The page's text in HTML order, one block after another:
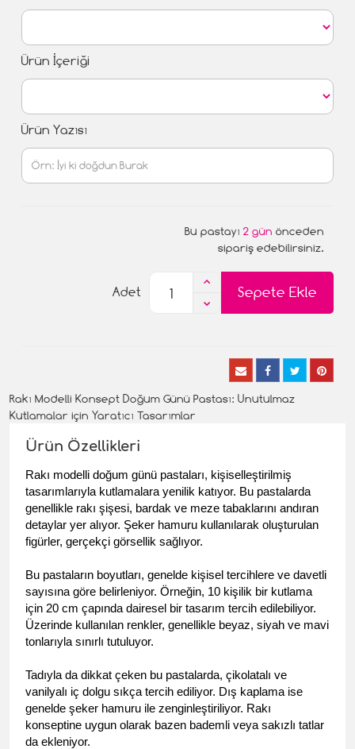
Ürün İçeriği
Ürün Yazısı
Bu pastayı 2 gün önceden
sipariş edebilirsiniz.
Sepete Ekle
Adet
Rakı Modelli Konsept Doğum Günü Pastası: Unutulmaz
Kutlamalar için Yaratıcı Tasarımlar
Ürün Özellikleri
Rakı modelli doğum günü pastaları, kişiselleştirilmiş
tasarımlarıyla kutlamalara yenilik katıyor. Bu pastalarda
genellikle rakı şişesi, bardak ve meze tabaklarını andıran
detaylar yer alıyor. Şeker hamuru kullanılarak oluşturulan
figürler, gerçekçi görsellik sağlıyor.
Bu pastaların boyutları, genelde kişisel tercihlere ve davetli
sayısına göre belirleniyor. Örneğin, 10 kişilik bir kutlama
için 20 cm çapında dairesel bir tasarım tercih edilebiliyor.
Üzerinde kullanılan renkler, genellikle beyaz, siyah ve mavi
tonlarıyla sınırlı tutuluyor.
Tadıyla da dikkat çeken bu pastalarda, çikolatalı ve
vanilyalı iç dolgu sıkça tercih ediliyor. Dış kaplama ise
genelde şeker hamuru ile zenginleştiriliyor. Rakı
konseptine uygun olarak bazen bademli veya sakızlı tatlar
da ekleniyor.